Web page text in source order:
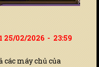
25/02/2026 - 23:59
các máy chủ của